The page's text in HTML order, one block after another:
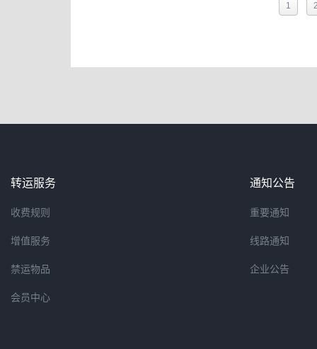
1
转运服务
收费规则
增值服务
禁运物品
会员中心
通知公告
重要通知
线路通知
企业公告